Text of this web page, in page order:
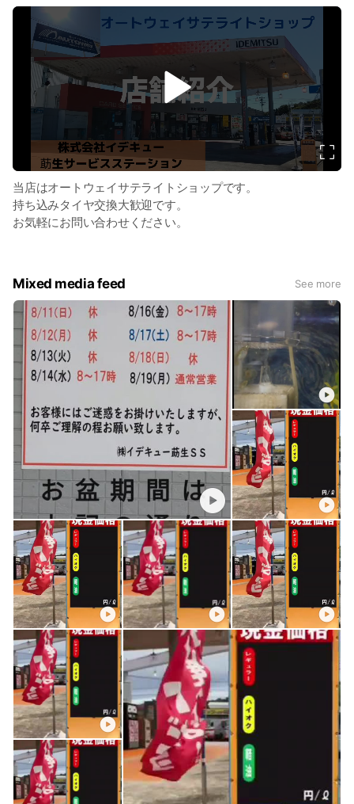
v
d
o
当店はオートウェイサテライトショップです。
持ち込みタイヤ交換大歓迎です。
お気軽にお問い合わせください。
Mixed media feed See more